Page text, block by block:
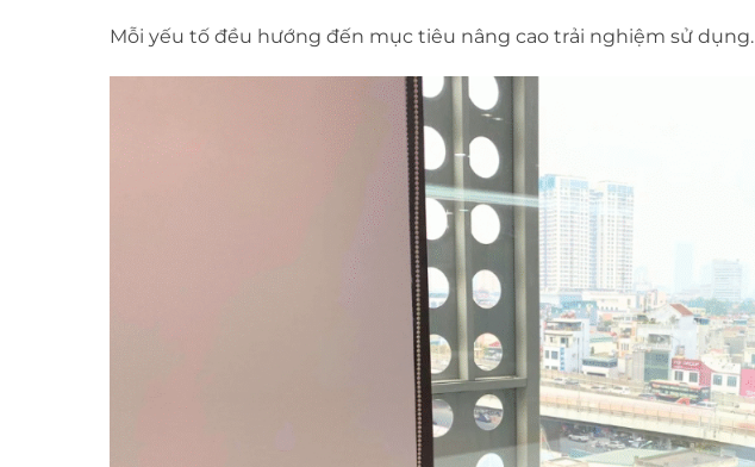
Mỗi yếu tố đều hướng đến mục tiêu nâng cao trải nghiệm sử dụng.